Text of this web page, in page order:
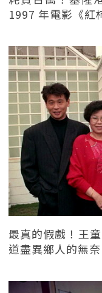
1997 年電影《紅
最真的假戲！王
道盡異鄉人的無